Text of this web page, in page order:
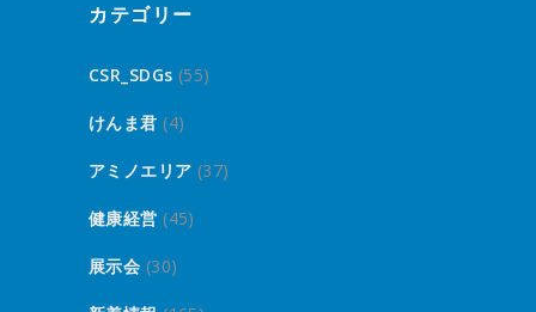
カテゴリー
CSR_SDGs (55)
けんま君 (4)
アミノエリア (37)
健康経営 (45)
展示会 (30)